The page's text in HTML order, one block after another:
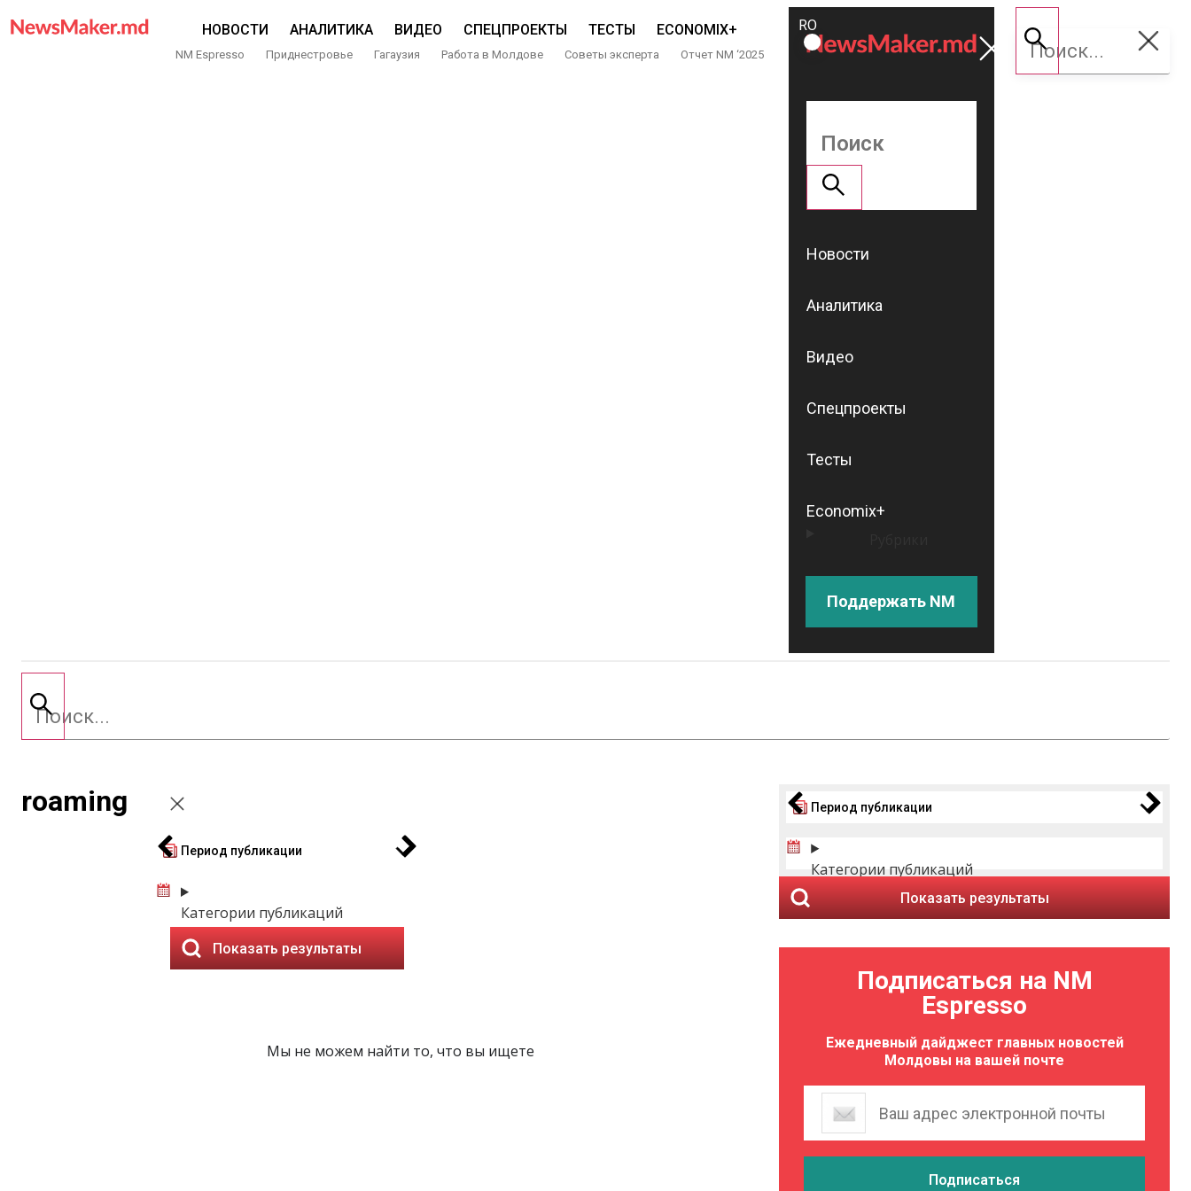
НОВОСТИ АНАЛИТИКА ВИДЕО СПЕЦПРОЕКТЫ ТЕСТЫ ECONOMIX+
NM Espresso Приднестровье Гагаузия Работа в Молдове Советы эксперта Отчет NM ‘2025
ROMÂNĂ
RU
Поддержать
NM
Новости
Аналитика
Видео
Спецпроекты
Тесты
Economix+
Поддержать NM
roaming
Период публикации
Категории публикаций
Показать результаты
Мы не можем найти то, что вы ищете
Период публикации
Категории публикаций
Показать результаты
Подписаться на NM
Espresso
Ежедневный дайджест главных новостей
Молдовы на вашей почте